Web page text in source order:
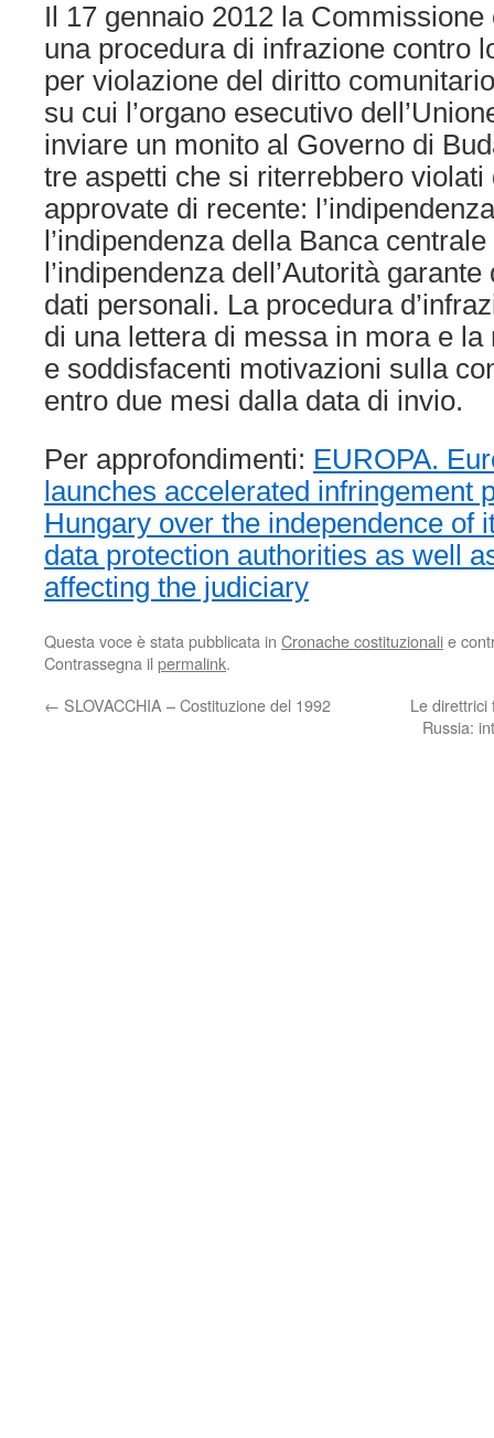
Il 17 gennaio 2012 la
una procedura di infrazione contro
per violazione del diritto
su cui l’organo esecutivo
inviare un monito al Governo di
tre aspetti che si riterrebbero violati
approvate di recente:
l’indipendenza della Banca
l’indipendenza dell’Autorità
dati personali. La procedura
di una lettera di messa in mora e
e soddisfacenti motivazioni sulla
entro due mesi dalla data di invio.
Per approfondimenti: EUROPA.
launches accelerated infringement
Hungary over the independence of
data protection authorities as well
affecting the judiciary
Questa voce è stata pubblicata in Cronache costituzionalie
Contrassegna il permalink.
← SLOVACCHIA – Costituzione del 1992
Le direttrici
Russia: